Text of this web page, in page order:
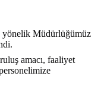
yönelik Müdürlüğümüz
amacı, faaliyet